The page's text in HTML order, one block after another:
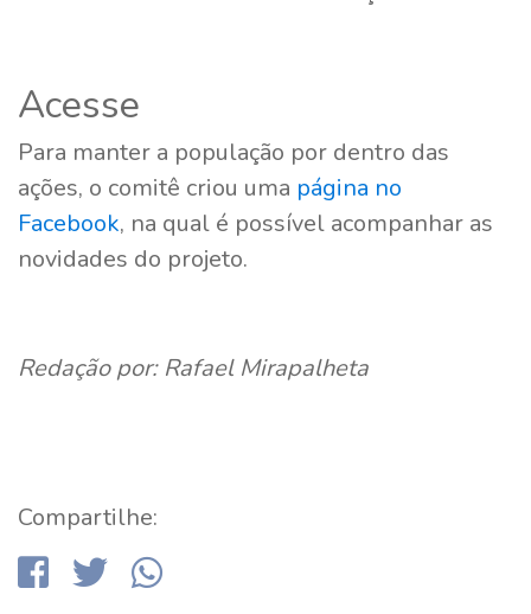
Acesse
Para manter a população por dentro das
ações, o comitê criou uma página no
Facebook, na qual é possível acompanhar as
novidades do projeto.
Redação por: Rafael Mirapalheta
Compartilhe: